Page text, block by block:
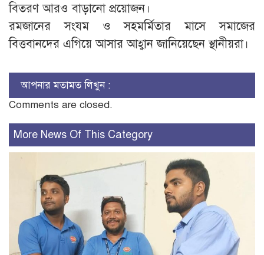
বিতরণ আরও বাড়ানো প্রয়োজন।
রমজানের সংযম ও সহমর্মিতার মাসে সমাজের
বিত্তবানদের এগিয়ে আসার আহ্বান জানিয়েছেন স্থানীয়রা।
আপনার মতামত লিখুন :
Comments are closed.
More News Of This Category